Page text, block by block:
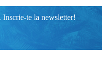
te la newsletter!